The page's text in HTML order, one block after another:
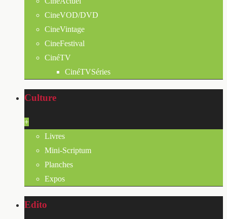
CineVOD/DVD
CineVintage
CineFestival
CinéTV
CinéTVSéries
Culture
+
Livres
Mini-Scriptum
Planches
Expos
Edito